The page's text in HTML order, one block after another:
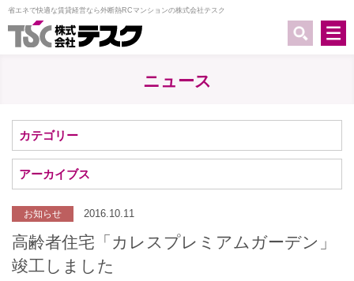
省エネで快適な賃貸経営なら外断熱RCマンションの株式会社テスク
ニュース
カテゴリー
アーカイブス
お知らせ 2016.10.11
高齢者住宅「カレスプレミアムガーデン」
竣工しました